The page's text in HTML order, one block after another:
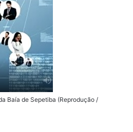
Baía de Sepetiba (Reprodução /